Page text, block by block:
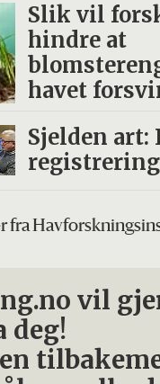
Slik vil
hindre at
havet
Sjelden art:
fra
vil
deg!